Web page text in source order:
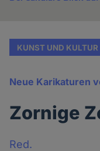
KUNST UND KULTUR
Neue Karikaturen
Zornige
Red.